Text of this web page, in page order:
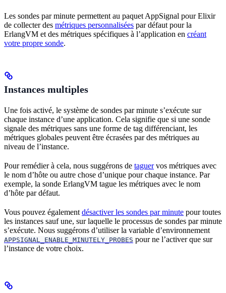
Les sondes par minute permettent au paquet AppSignal pour Elixir
de collecter des métriques personnalisées par défaut pour la
ErlangVM et des métriques spécifiques à l’application en créant
votre propre sonde.
Instances multiples
Une fois activé, le système de sondes par minute s’exécute sur
chaque instance d’une application. Cela signifie que si une sonde
signale des métriques sans une forme de tag différenciant, les
métriques globales peuvent être écrasées par des métriques au
niveau de l’instance.
Pour remédier à cela, nous suggérons de taguervos métriques avec
le nom d’hôte ou autre chose d’unique pour chaque instance. Par
exemple, la sonde ErlangVM tague les métriques avec le nom
d’hôte par défaut.
Vous pouvez également désactiver les sondes par minute pour toutes
les instances sauf une, sur laquelle le processus de sondes par minute
s’exécute. Nous suggérons d’utiliser la variable d’environnement
APPSIGNAL_ENABLE_MINUTELY_PROBES pour ne l’activer que sur
l’instance de votre choix.